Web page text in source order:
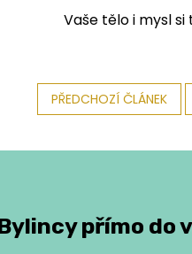
Vaše tělo i mysl si
PŘEDCHOZÍ ČLÁNEK
přímo do